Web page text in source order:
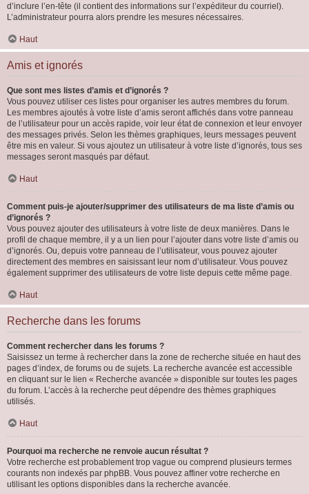
d’inclure l’en-tête (il contient des informations sur l’expéditeur du courriel).
L’administrateur pourra alors prendre les mesures nécessaires.
Haut
Amis et ignorés
Que sont mes listes d’amis et d’ignorés ?
Vous pouvez utiliser ces listes pour organiser les autres membres du forum.
Les membres ajoutés à votre liste d’amis seront affichés dans votre panneau
de l’utilisateur pour un accès rapide, voir leur état de connexion et leur envoyer
des messages privés. Selon les thèmes graphiques, leurs messages peuvent
être mis en valeur. Si vous ajoutez un utilisateur à votre liste d’ignorés, tous ses
messages seront masqués par défaut.
Haut
Comment puis-je ajouter/supprimer des utilisateurs de ma liste d’amis ou
d’ignorés ?
Vous pouvez ajouter des utilisateurs à votre liste de deux manières. Dans le
profil de chaque membre, il y a un lien pour l’ajouter dans votre liste d’amis ou
d’ignorés. Ou, depuis votre panneau de l’utilisateur, vous pouvez ajouter
directement des membres en saisissant leur nom d’utilisateur. Vous pouvez
également supprimer des utilisateurs de votre liste depuis cette même page.
Haut
Recherche dans les forums
Comment rechercher dans les forums ?
Saisissez un terme à rechercher dans la zone de recherche située en haut des
pages d’index, de forums ou de sujets. La recherche avancée est accessible
en cliquant sur le lien « Recherche avancée » disponible sur toutes les pages
du forum. L’accès à la recherche peut dépendre des thèmes graphiques
utilisés.
Haut
Pourquoi ma recherche ne renvoie aucun résultat ?
Votre recherche est probablement trop vague ou comprend plusieurs termes
courants non indexés par phpBB. Vous pouvez affiner votre recherche en
utilisant les options disponibles dans la recherche avancée.